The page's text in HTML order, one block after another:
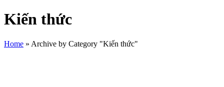
Kiến thức
Home » Archive by Category "Kiến thức"